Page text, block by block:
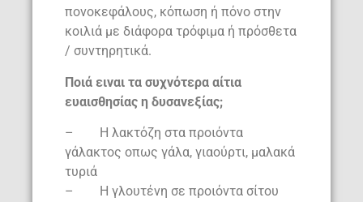
πονοκεφάλους, κόπωση ή πόνο στην
κοιλιά με διάφορα τρόφιμα ή πρόσθετα
/ συντηρητικά.
Ποιά ειναι τα συχνότερα αίτια
ευαισθησίας η δυσανεξίας;
– Η λακτόζη στα προιόντα
γάλακτος οπως γάλα, γιαούρτι, μαλακά
τυριά
– H γλουτένη σε προιόντα σίτου